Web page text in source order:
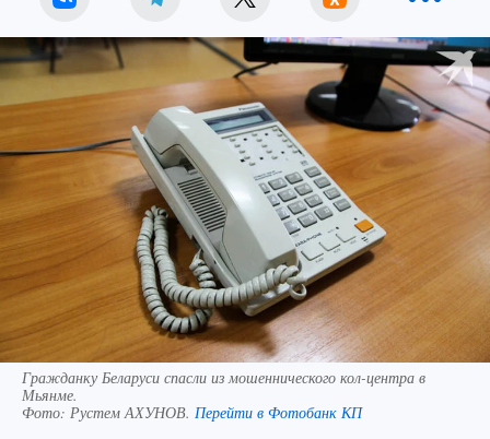
Гражданку Беларуси спасли из мошеннического кол-центра в
Мьянме.
Фото: Рустем АХУНОВ. Перейти в Фотобанк КП